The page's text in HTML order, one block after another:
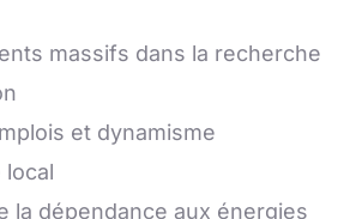
massifs dans la recherche
et dynamisme
local
la dépendance aux énergies